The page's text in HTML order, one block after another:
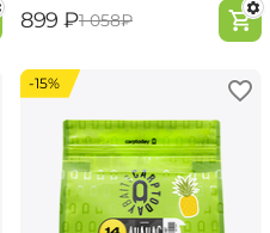
‍899‍ ₽‍1 058‍₽
-15%